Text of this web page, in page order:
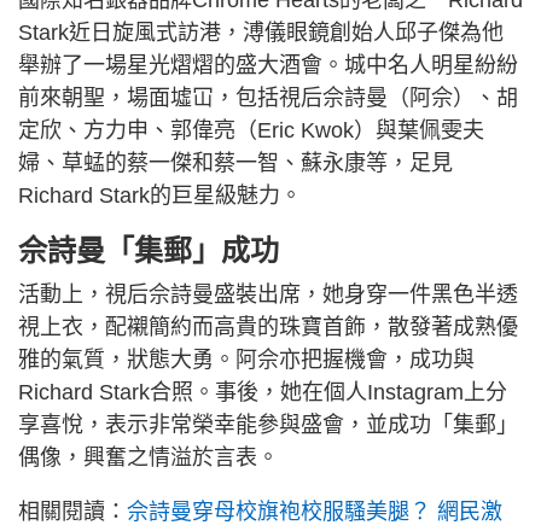
Stark近日旋風式訪港，溥儀眼鏡創始人邱子傑為他
舉辦了一場星光熠熠的盛大酒會。城中名人明星紛紛
前來朝聖，場面墟冚，包括視后佘詩曼（阿佘）、胡
定欣、方力申、郭偉亮（Eric Kwok）與葉佩雯夫
婦、草蜢的蔡一傑和蔡一智、蘇永康等，足見
Richard Stark的巨星級魅力。
佘詩曼「集郵」成功
活動上，視后佘詩曼盛裝出席，她身穿一件黑色半透
視上衣，配襯簡約而高貴的珠寶首飾，散發著成熟優
雅的氣質，狀態大勇。阿佘亦把握機會，成功與
Richard Stark合照。事後，她在個人Instagram上分
享喜悅，表示非常榮幸能參與盛會，並成功「集郵」
偶像，興奮之情溢於言表。
相關閱讀： 佘詩曼穿母校旗袍校服騷美腿？ 網民激